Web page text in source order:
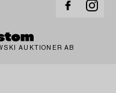
AUKTIONER AB